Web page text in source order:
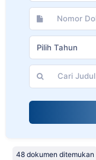
Pilih Tahun
48 dokumen ditemukan